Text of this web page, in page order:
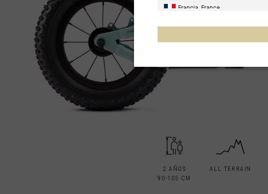
Otros países
Francia, France
España, Espanya, Espainia
Alemania, Deutschland
Afganistán, افغانستانAfghanestan
2 AÑOS
90-105 CM
ALL TERRAIN